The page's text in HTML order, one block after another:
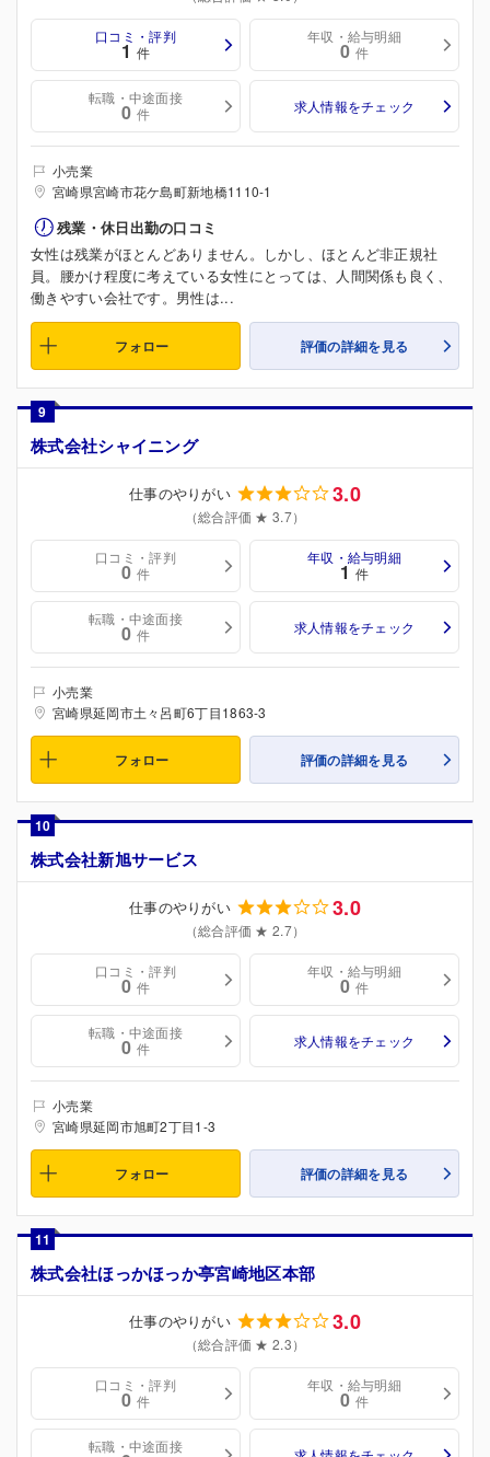
口コミ・評判
1 件
年収・給与明細
0 件
転職・中途面接
0 件 求人情報をチェック
小売業
宮崎県宮崎市花ケ島町新地橋1110-1
残業・休日出勤の口コミ
女性は残業がほとんどありません。しかし、ほとんど非正規社
員。腰かけ程度に考えている女性にとっては、人間関係も良く、
働きやすい会社です。男性は...
フォロー 評価の詳細を見る
9
株式会社シャイニング
仕事のやりがい 3.0
（総合評価 ★ 3.7）
口コミ・評判
0 件
年収・給与明細
1 件
転職・中途面接
0 件 求人情報をチェック
小売業
宮崎県延岡市土々呂町6丁目1863-3
フォロー 評価の詳細を見る
10
株式会社新旭サービス
仕事のやりがい 3.0
（総合評価 ★ 2.7）
口コミ・評判
0 件
年収・給与明細
0 件
転職・中途面接
0 件 求人情報をチェック
小売業
宮崎県延岡市旭町2丁目1-3
フォロー 評価の詳細を見る
11
株式会社ほっかほっか亭宮崎地区本部
仕事のやりがい 3.0
（総合評価 ★ 2.3）
口コミ・評判
0 件
年収・給与明細
0 件
転職・中途面接